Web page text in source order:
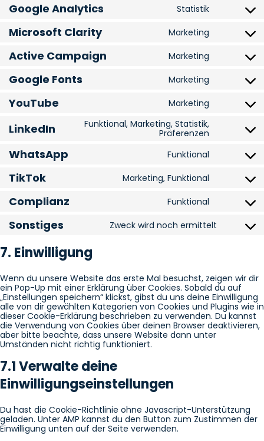
Google Analytics Statistik Consent
Microsoft Clarity Marketing Consent
Active Campaign Marketing Consent
Google Fonts Marketing Consent
YouTube Marketing Consent
LinkedIn
Funktional, Marketing, Statistik,
Präferenzen
Consent
WhatsApp Funktional Consent
TikTok Marketing, Funktional Consent
Complianz Funktional Consent
Sonstiges Zweck wird noch ermittelt
7. Einwilligung
Wenn du unsere Website das erste Mal besuchst, zeigen wir dir
ein Pop-Up mit einer Erklärung über Cookies. Sobald du auf
„Einstellungen speichern“ klickst, gibst du uns deine Einwilligung
alle von dir gewählten Kategorien von Cookies und Plugins wie in
dieser Cookie-Erklärung beschrieben zu verwenden. Du kannst
die Verwendung von Cookies über deinen Browser deaktivieren,
aber bitte beachte, dass unsere Website dann unter
Umständen nicht richtig funktioniert.
7.1 Verwalte deine
Einwilligungseinstellungen
Du hast die Cookie-Richtlinie ohne Javascript-Unterstützung
geladen. Unter AMP kannst du den Button zum Zustimmen der
Einwilligung unten auf der Seite verwenden.